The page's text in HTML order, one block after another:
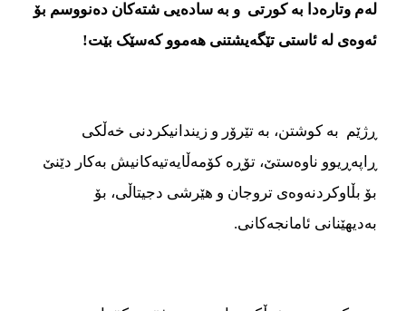
له‌‌‌م وتاره‌‌‌دا به کورتی و به‌‌‌ ساده‌‌‌یی شته‌‌‌کان ده‌‌‌نووسم بۆ
ئه‌‌‌وه‌‌‌ی له ئاستی تێگه‌‌‌یشتنی هه‌‌‌موو که‌‌‌سێک بێت!
ڕژێم به کوشتن، به تێرۆر و زیندانیکردنی خه‌‌‌ڵکی
ڕاپه‌‌‌ڕیوو ناوه‌‌‌ستێ، تۆڕه‌‌‌ کۆمه‌‌‌ڵایه‌‌‌تیه‌‌‌کانیش به‌‌‌کار دێنێ
بۆ بڵاوکردنه‌‌‌وه‌‌‌ی تروجان و هێرشی دجیتاڵی، بۆ
به‌‌‌دیهێنانی ئامانجه‌‌‌کانی.